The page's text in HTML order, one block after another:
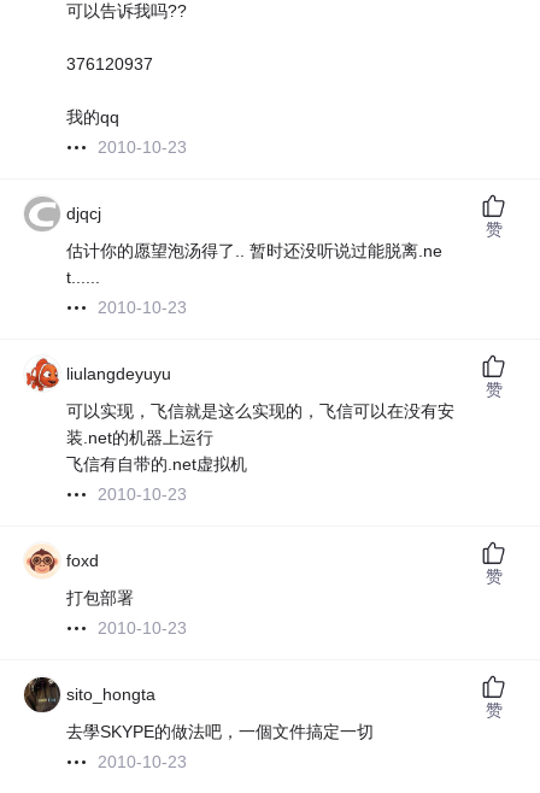
可以告诉我吗??
376120937
我的qq
2010-10-23
djqcj
估计你的愿望泡汤得了.. 暂时还没听说过能脱离.ne
t......
2010-10-23
赞
liulangdeyuyu
可以实现，飞信就是这么实现的，飞信可以在没有安
装.net的机器上运行
飞信有自带的.net虚拟机
2010-10-23
赞
foxd
打包部署
2010-10-23
赞
sito_hongta
去學SKYPE的做法吧，一個文件搞定一切
2010-10-23
赞